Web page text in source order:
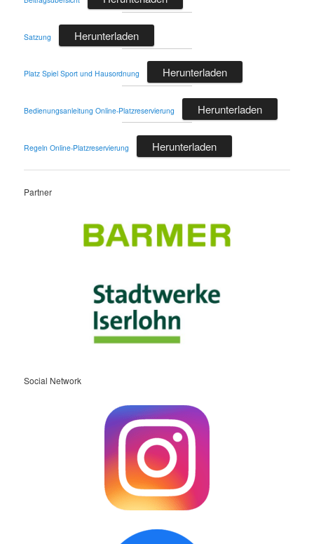
Satzung Herunterladen
Platz Spiel Sport und Hausordnung Herunterladen
Bedienungsanleitung Online-Platzreservierung Herunterladen
Regeln Online-Platzreservierung Herunterladen
Partner
Social Network